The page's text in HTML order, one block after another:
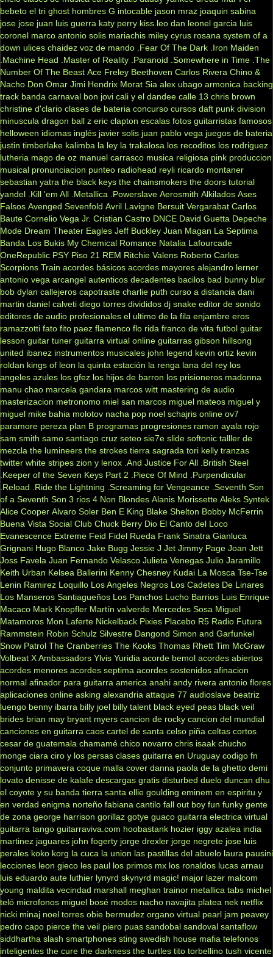
bebeto el tri ghost hombres G intocable jason mraz joaquin sabina
jose jose juan luis guerra katy perry kiss leo dan leonel garcia luis
coronel marco antonio solis mariachis miley cyrus rosana system of a
down ulices chaidez voz de mando .Fear Of The Dark .Iron Maiden
.Machine Head
.Master of Reality .Paranoid .Somewhere in Time .The
Number Of The Beast Ace Freley Beethoven Carlos Rivera Chino &
Nacho Don Omar Jimi Hendrix Morat Sia alex ubago armonica backing
track banda carnaval bon jovi cali y el dandee calle 13 chris brown
christine d'clario clases de bateria concurso cursos daft punk division
minuscula dragon ball z eric clapton escalas fotos guitarristas famosos
helloween idiomas inglés javier solis juan pablo vega juegos de bateria
justin timberlake kalimba la ley la trakalosa los recoditos los rodriguez
lutheria mago de oz manuel carrasco musica religiosa pink produccion
musical pronunciacion punteo radiohead reyli ricardo montaner
sebastian yatra the black keys the chainsmokers the doors tutorial
yandel .Kill 'em All .Metallica .Powerslave Aerosmith Alkilados Ases
Falsos Avenged Sevenfold Avril Lavigne Bersuit Vergarabat Carlos
Baute Cornelio Vega Jr. Cristian Castro DNCE David Guetta Depeche
Mode Dream Theater Eagles Jeff Buckley Juan Magan La Septima
Banda Los Bukis My Chemical Romance Natalia Lafourcade
OneRepublic PSY Piso 21 REM Ritchie Valens Roberto Carlos
Scorpions Train acordes básicos acordes mayores alejandro lerner
antonio vega arcangel autenticos decadentes bacilos bad bunny blur
bob dylan callejeros capotraste charlie puth curso a distancia dani
martin daniel calveti diego torres divididos dj snake editor de sonido
editores de audio profesionales el ultimo de la fila enjambre eros
ramazzotti fato fito paez flamenco flo rida franco de vita futbol guitar
lesson guitar tuner guitarra virtual online guitarras gibson hillsong
united ibanez instrumentos musicales john legend kevin ortiz kevin
roldan kings of leon la quinta estación la renga lana del rey los
angeles azules los gfez los hijos de barron los prisioneros madonna
manu chao marcela gandara marcos witt mastering de audio
masterizacion metronomo miel san marcos miguel mateos miguel y
miguel mike bahia molotov nacha pop noel schajris online ov7
paramore pereza plan B programas progresiones ramon ayala rojo
sam smith samo santiago cruz seteo sie7e slide softonic talller de
mezcla the lumineers the strokes tierra sagrada tori kelly tranzas
twitter white stripes zion y lenox .And Justice For All .British Steel
.Keeper of the Seven Keys Part 2
.Piece Of Mind
.Purpendicular
.Reload
.Ride the Lightning .Screaming for Vengeance .Seventh Son
of a Seventh Son 3 rios 4 Non Blondes Alanis Morissette Aleks Syntek
Alice Cooper Alvaro Soler Ben E King Blake Shelton Bobby McFerrin
Buena Vista Social Club Chuck Berry Dio El Canto del Loco
Evanescence Extreme Feid Fidel Rueda Frank Sinatra Gianluca
Grignani Hugo Blanco Jake Bugg Jessie J Jet Jimmy Page Joan Jett
Joss Favela Juan Fernando Velasco Julieta Venegas Julio Jaramillo
Keith Urban Kelsea Ballerini Kenny Chesney Kudai La Mosca Tse-Tse
Lenin Ramirez Loquillo Los Angeles Negros Los Cadetes De Linares
Los Manseros Santiagueños Los Panchos Lucho Barrios Luis Enrique
Macaco Mark Knopfler Martín valverde Mercedes Sosa Miguel
Matamoros Mon Laferte Nickelback Pixies Placebo R5 Radio Futura
Rammstein Robin Schulz Silvestre Dangond Simon and Garfunkel
Snow Patrol The Cranberries The Kooks Thomas Rhett Tim McGraw
Volbeat X Ambassadors Ylvis Yuridia acorde bemol acordes abiertos
acordes menores acordes septima acordes sostenidos afinacion
normal afinador para guitarra america anahi andy rivera antonio flores
aplicaciones online asking alexandria attaque 77 audioslave beatriz
luengo benny ibarra billy joel billy talent black eyed peas black veil
brides brian may bryant myers cancion de rocky cancion del mundial
canciones en guitarra caos cartel de santa celso piña celtas cortos
cesar de guatemala chamamé chico novarro chris isaak chucho
monge ciara ciro y los persas clases guitarra en Uruguay codigo fn
conjunto primavera coque malla cover danna paola de la ghetto demi
lovato denisse de kalafe descargas gratis disturbed duelo duncan dhu
el coyote y su banda tierra santa ellie goulding eminem en espiritu y
en verdad enigma norteño fabiana cantilo fall out boy fun funky gente
de zona george harrison gorillaz gotye guaco guitarra electrica virtual
guitarra tango guitarraviva.com hoobastank hozier iggy azalea india
martinez jaguares john fogerty jorge drexler jorge negrete jose luis
perales koko korg la cuca la union las pastillas del abuelo laura pausini
lecciones leon gieco les paul los primos mx los ronaldos lucas arnau
luis eduardo aute luthier lynyrd skynyrd magic! major lazer malcom
young maldita vecindad marshall meghan trainor metallica tabs michel
teló microfonos miguel bosé modos nacho navajita platea nek netflix
nicki minaj noel torres obie bermudez organo virtual pearl jam peavey
pedro capo pierce the veil piero puas sandobal sandoval santaflow
siddhartha slash smartphones sting swedish house mafia telefonos
inteligentes the cure the darkness the turtles tito torbellino tush vicente